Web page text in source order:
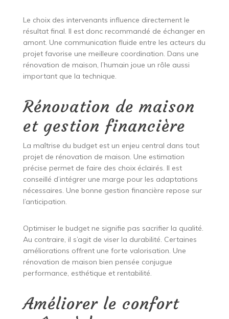
Le choix des intervenants influence directement le
résultat final. Il est donc recommandé de échanger en
amont. Une communication fluide entre les acteurs du
projet favorise une meilleure coordination. Dans une
rénovation de maison, l’humain joue un rôle aussi
important que la technique.
Rénovation de maison
et gestion financière
La maîtrise du budget est un enjeu central dans tout
projet de rénovation de maison. Une estimation
précise permet de faire des choix éclairés. Il est
conseillé d’intégrer une marge pour les adaptations
nécessaires. Une bonne gestion financière repose sur
l’anticipation.
Optimiser le budget ne signifie pas sacrifier la qualité.
Au contraire, il s’agit de viser la durabilité. Certaines
améliorations offrent une forte valorisation. Une
rénovation de maison bien pensée conjugue
performance, esthétique et rentabilité.
Améliorer le confort